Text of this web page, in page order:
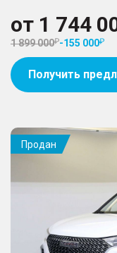
от 1 744
1 899 000 -155 000
Получить
Продан